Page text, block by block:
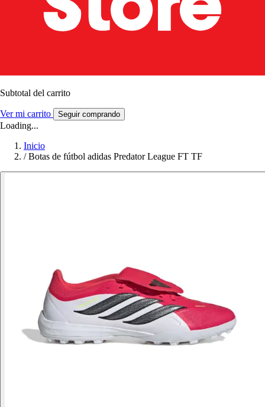
Subtotal del carrito
Ver mi carrito Seguir comprando
Loading...
Inicio
/ Botas de fútbol adidas Predator League FT TF